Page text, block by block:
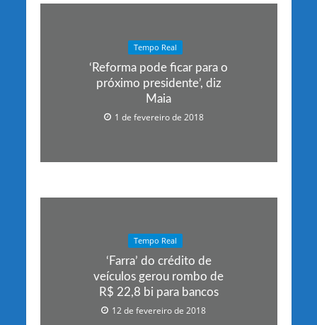
Tempo Real
‘Reforma pode ficar para o
próximo presidente’, diz
Maia
1 de fevereiro de 2018
Tempo Real
‘Farra’ do crédito de
veículos gerou rombo de
R$ 22,8 bi para bancos
12 de fevereiro de 2018